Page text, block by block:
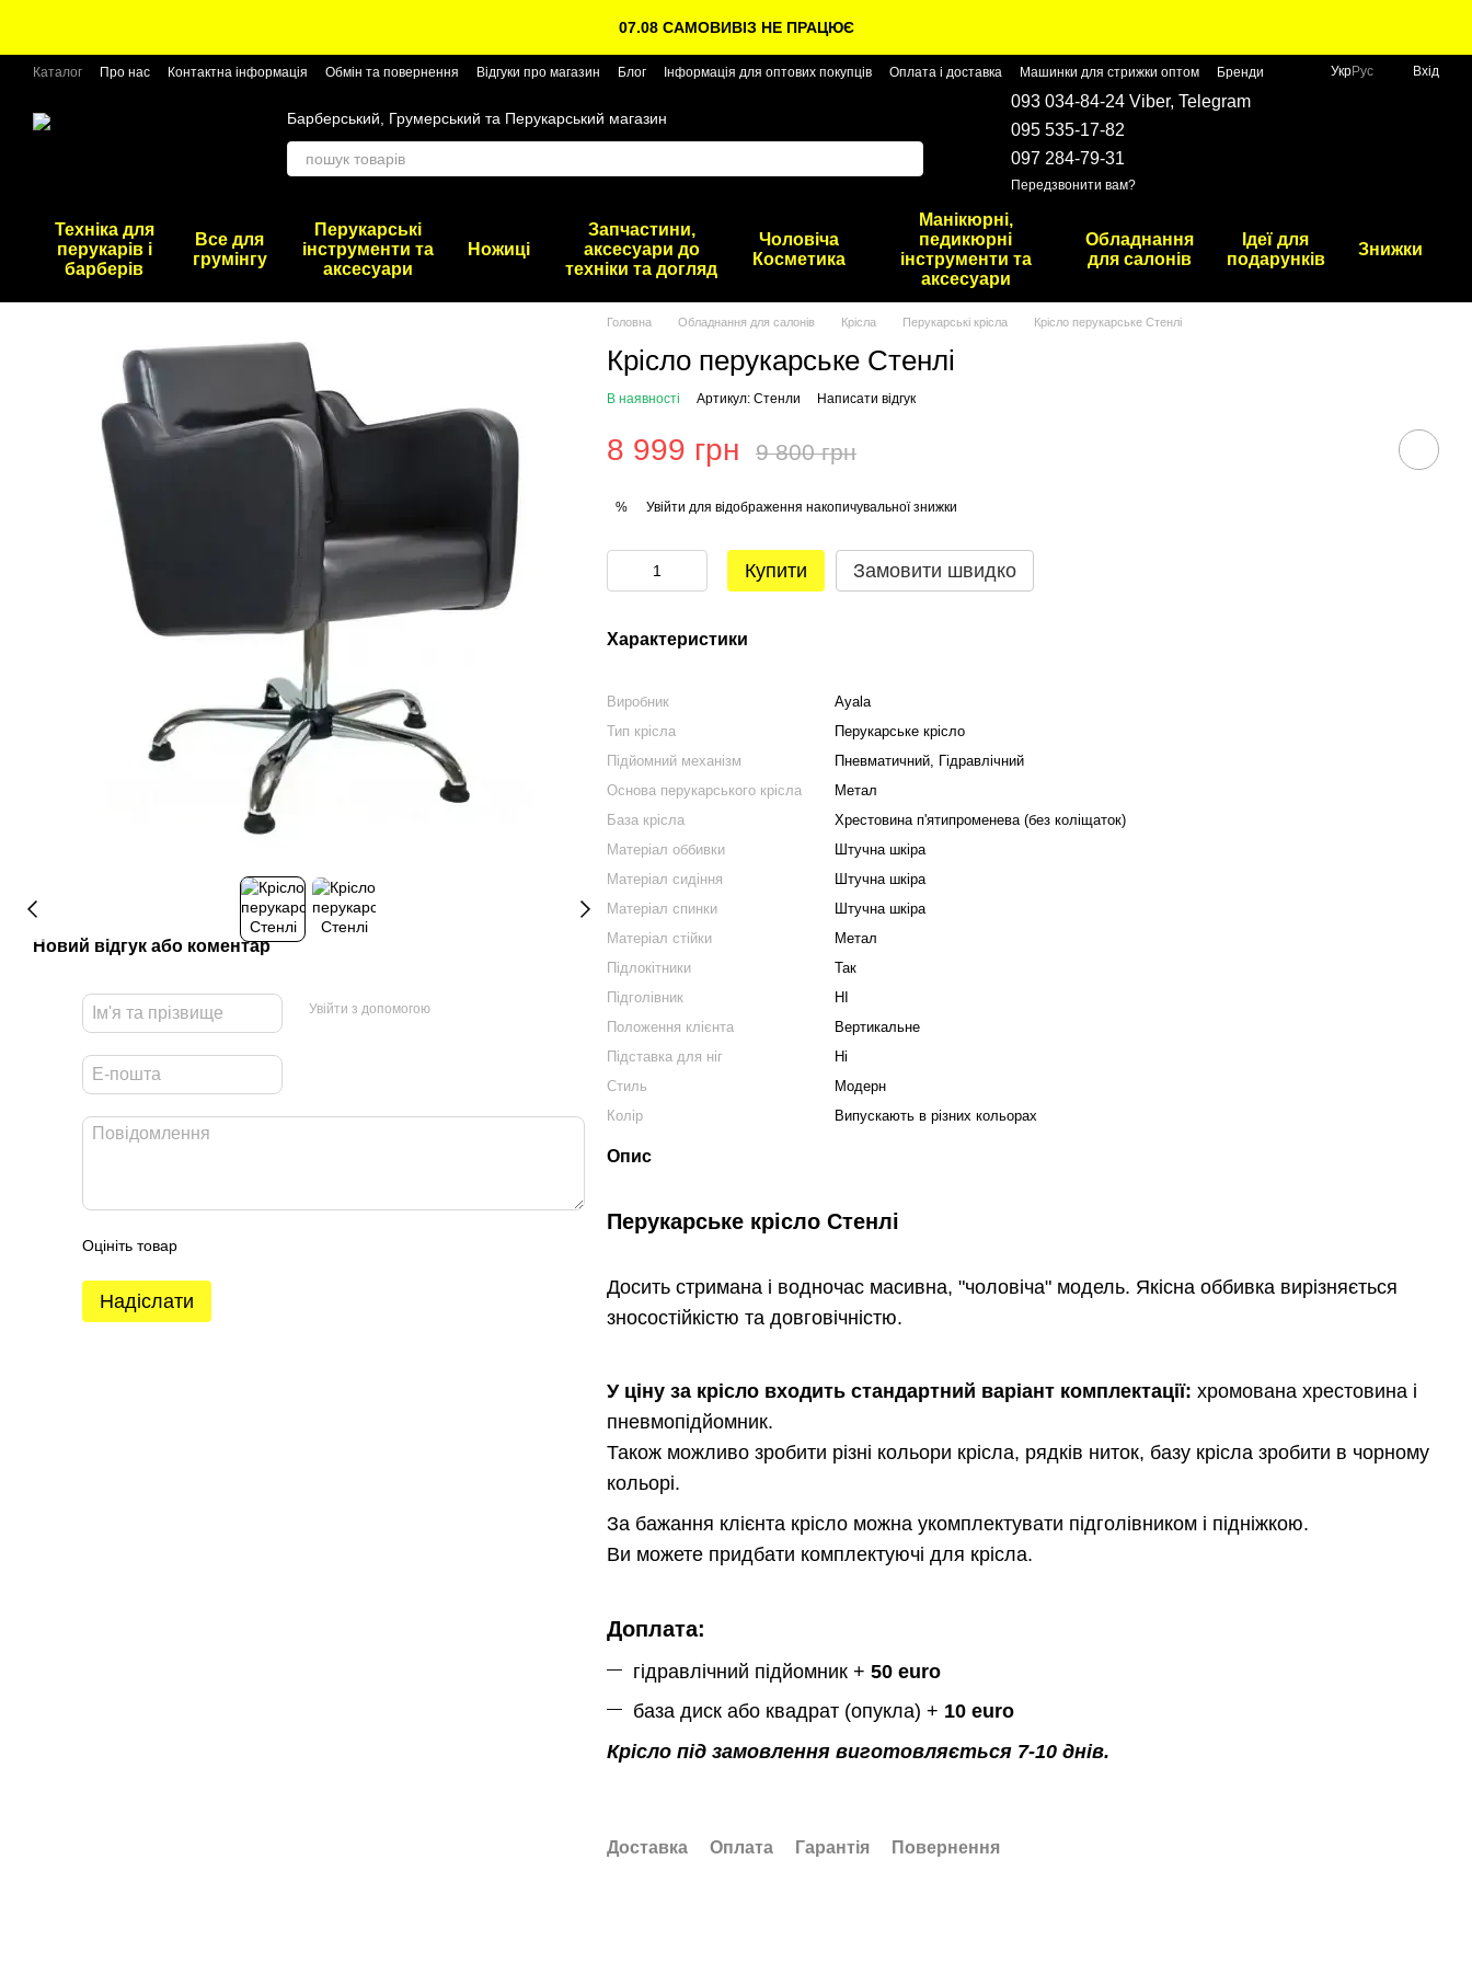
07.08 САМОВИВІЗ НЕ ПРАЦЮЄ
Каталог Про нас Контактна інформація Обмін та повернення Відгуки про магазин Блог Інформація для оптових покупців Оплата і доставка Машинки для стрижки оптом Бренди УкрРус Вхід
Барберський, Грумерський та Перукарський магазин
093 034-84-24 Viber, Telegram
095 535-17-82
097 284-79-31
Передзвонити вам?
Техніка для
перукарів і
барберів
Все для
грумінгу
Перукарські
інструменти та
аксесуари
Ножиці
Запчастини,
аксесуари до
техніки та догляд
Чоловіча
Косметика
Манікюрні,
педикюрні
інструменти та
аксесуари
Обладнання
для салонів
Ідеї для
подарунків
Знижки
Новий відгук або коментар
Увійти з допомогою
Оцініть товар
Надіслати
Головна Обладнання для салонів Крісла Перукарські крісла Крісло перукарське Стенлі
Крісло перукарське Стенлі
В наявності Артикул: Стенли Написати відгук
8 999 грн 9 800 грн
% Увійти для відображення накопичувальної знижки
Купити Замовити швидко
Характеристики
Виробник
Ayala
Тип крісла
Перукарське крісло
Підйомний механізм
Пневматичний, Гідравлічний
Основа перукарського крісла
Метал
База крісла
Хрестовина п'ятипроменева (без коліщаток)
Матеріал оббивки
Штучна шкіра
Матеріал сидіння
Штучна шкіра
Матеріал спинки
Штучна шкіра
Матеріал стійки
Метал
Підлокітники
Так
Підголівник
НІ
Положення клієнта
Вертикальне
Підставка для ніг
Ні
Стиль
Модерн
Колір
Випускають в різних кольорах
Опис
Перукарське крісло Стенлі
Досить стримана і водночас масивна, "чоловіча" модель. Якісна оббивка вирізняється
зносостійкістю та довговічністю.
У ціну за крісло входить стандартний варіант комплектації: хромована хрестовина і
пневмопідйомник.
Також можливо зробити різні кольори крісла, рядків ниток, базу крісла зробити в чорному
кольорі.
За бажання клієнта крісло можна укомплектувати підголівником і підніжкою.
Ви можете придбати комплектуючі для крісла.
Доплата:
гідравлічний підйомник + 50 euro
база диск або квадрат (опукла) + 10 euro
Крісло під замовлення виготовляється 7-10 днів.
Доставка Оплата Гарантія Повернення